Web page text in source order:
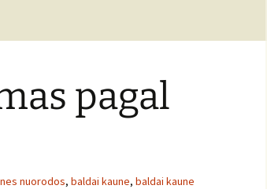
pagal
nuorodos, baldai kaune, baldai kaune